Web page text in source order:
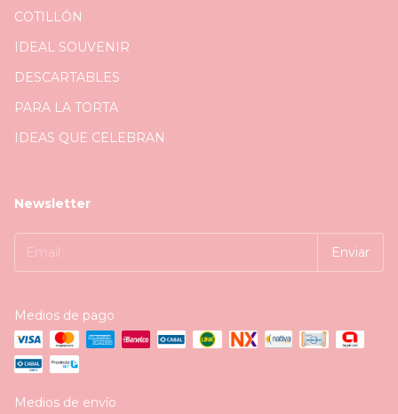
COTILLÓN
IDEAL SOUVENIR
DESCARTABLES
PARA LA TORTA
IDEAS QUE CELEBRAN
Newsletter
Medios de pago
Medios de envío